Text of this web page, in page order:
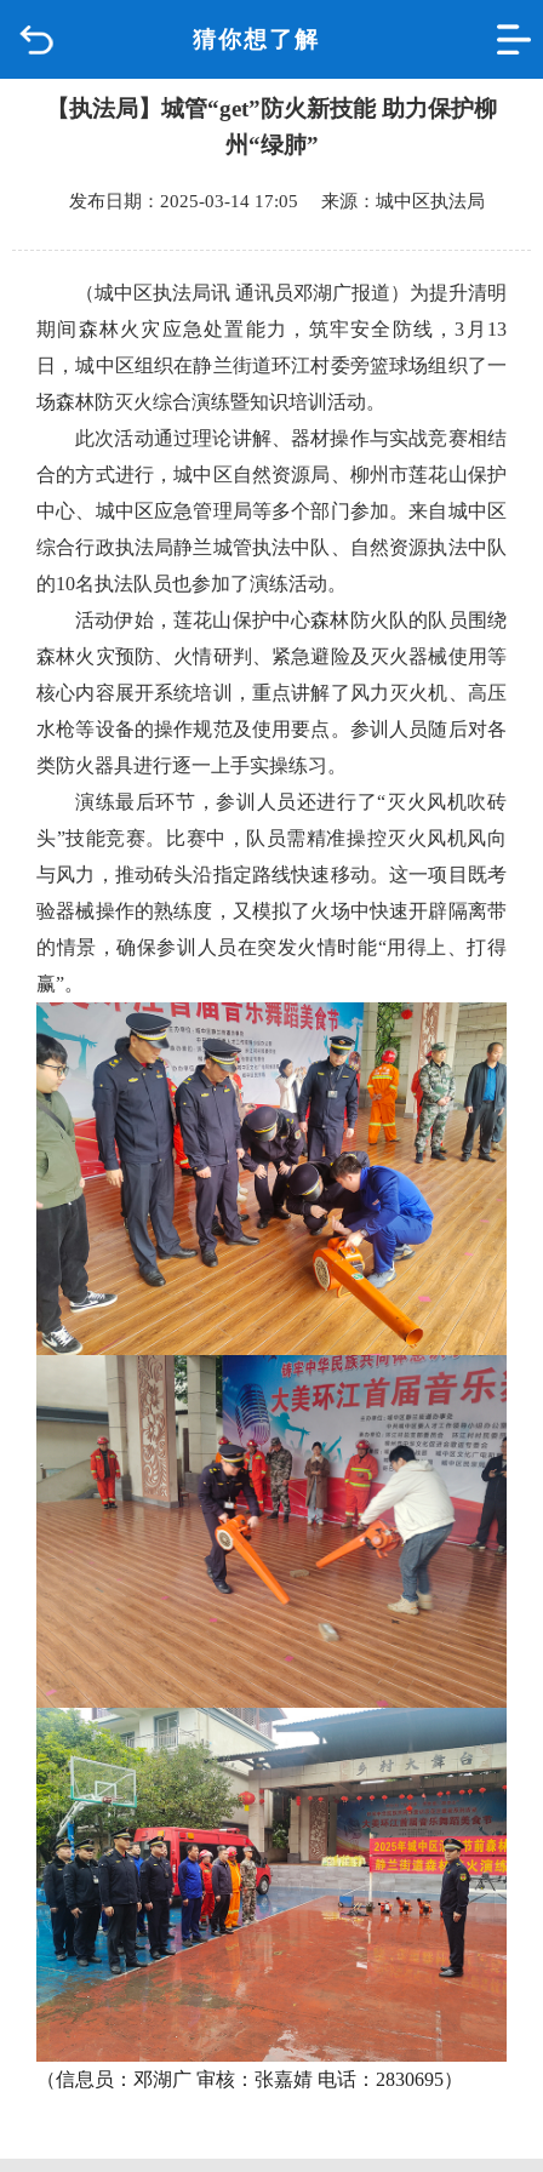
猜你想了解
品质城中
政府信息公开
互动回应
数据专题
【执法局】城管“get”防火新技能 助力保护柳
州“绿肺”
发布日期：2025-03-14 17:05 来源：城中区执法局
（城中区执法局讯 通讯员邓湖广报道） 为提升清明
期间森林火灾应急处置能力，筑牢安全防线，3月13
日，城中区组织在静兰街道环江村委旁篮球场组织了一
场森林防灭火综合演练暨知识培训活动。
此次活动通过理论讲解、器材操作与实战竞赛相结
合的方式进行，城中区自然资源局、柳州市莲花山保护
中心、城中区应急管理局等多个部门参加。来自城中区
综合行政执法局静兰城管执法中队、自然资源执法中队
的10名执法队员也参加了演练活动。
活动伊始，莲花山保护中心森林防火队的队员围绕
森林火灾预防、火情研判、紧急避险及灭火器械使用等
核心内容展开系统培训，重点讲解了风力灭火机、高压
水枪等设备的操作规范及使用要点。参训人员随后对各
类防火器具进行逐一上手实操练习。
演练最后环节，参训人员还进行了“灭火风机吹砖
头”技能竞赛。比赛中，队员需精准操控灭火风机风向
与风力，推动砖头沿指定路线快速移动。这一项目既考
验器械操作的熟练度，又模拟了火场中快速开辟隔离带
的情景，确保参训人员在突发火情时能“用得上、打得
赢”。
（信息员：邓湖广 审核：张嘉婧 电话：2830695）